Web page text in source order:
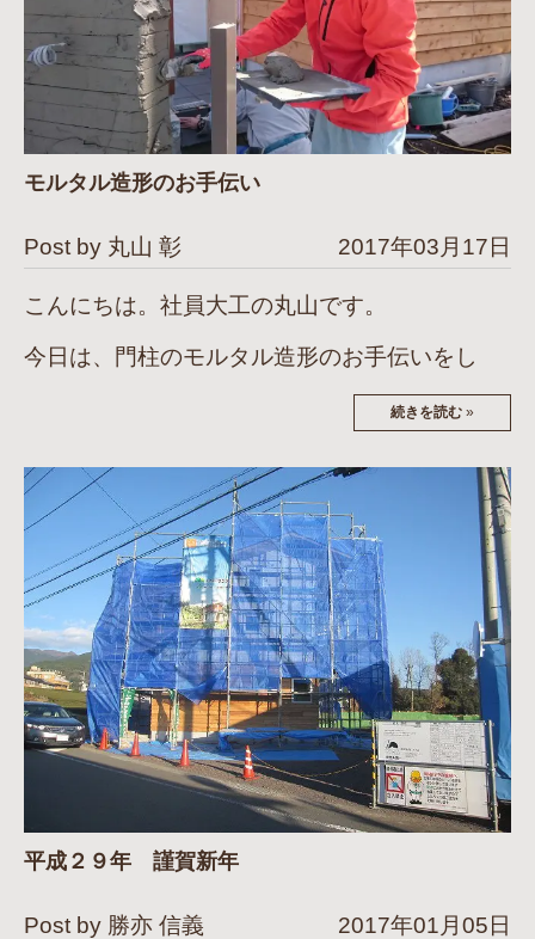
モルタル造形のお手伝い
Post by 丸山 彰 2017年03月17日
こんにちは。社員大工の丸山です。
今日は、門柱のモルタル造形のお手伝いをし
続きを読む »
平成２９年 謹賀新年
Post by 勝亦 信義 2017年01月05日